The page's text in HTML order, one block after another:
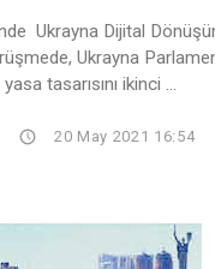
Ukrayna Dijital
Ukrayna
tasarısını ikinci ...
20 May 2021 16:54